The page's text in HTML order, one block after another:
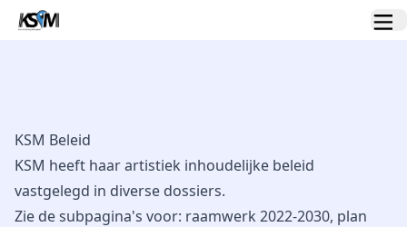
KSM Beleid
KSM heeft haar artistiek inhoudelijke beleid
vastgelegd in diverse dossiers.
Zie de subpagina's voor: raamwerk 2022-2030, plan